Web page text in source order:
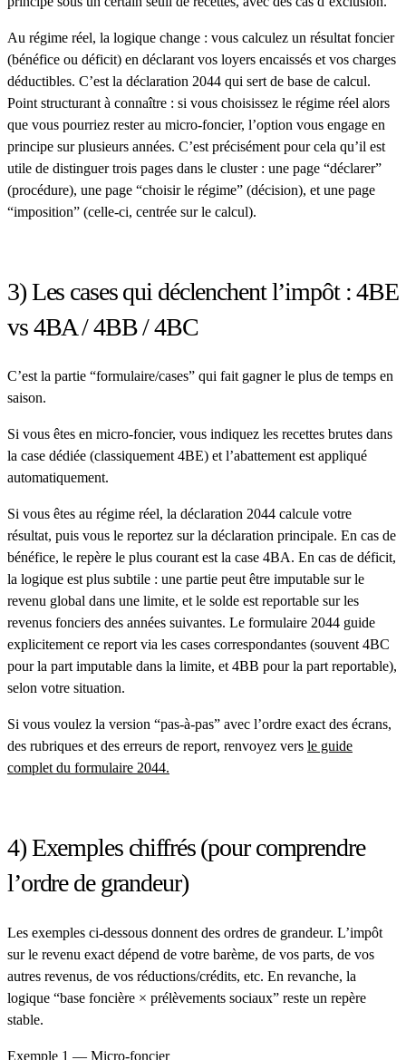
Au régime réel, la logique change : vous calculez un résultat foncier
(bénéfice ou déficit) en déclarant vos loyers encaissés et vos charges
déductibles. C’est la déclaration 2044 qui sert de base de calcul.
Point structurant à connaître : si vous choisissez le régime réel alors
que vous pourriez rester au micro-foncier, l’option vous engage en
principe sur plusieurs années. C’est précisément pour cela qu’il est
utile de distinguer trois pages dans le cluster : une page “déclarer”
(procédure), une page “choisir le régime” (décision), et une page
“imposition” (celle-ci, centrée sur le calcul).
3) Les cases qui déclenchent l’impôt : 4BE
vs 4BA / 4BB / 4BC
C’est la partie “formulaire/cases” qui fait gagner le plus de temps en
saison.
Si vous êtes en micro-foncier, vous indiquez les recettes brutes dans
la case dédiée (classiquement4BE) et l’abattement est appliqué
automatiquement.
Si vous êtes au régime réel, la déclaration 2044 calcule votre
résultat, puis vous le reportez sur la déclaration principale. En cas de
bénéfice, le repère le plus courant est la case 4BA. En cas de déficit,
la logique est plus subtile : une partie peut être imputable sur le
revenu global dans une limite, et le solde est reportable sur les
revenus fonciers des années suivantes. Le formulaire 2044 guide
explicitement ce report via les cases correspondantes (souvent4BC
pour la part imputable dans la limite, et4BB pour la part reportable),
selon votre situation.
Si vous voulez la version “pas-à-pas” avec l’ordre exact des écrans,
des rubriques et des erreurs de report, renvoyez vers le guide
complet du formulaire 2044.
4) Exemples chiffrés (pour comprendre
l’ordre de grandeur)
Les exemples ci-dessous donnent des ordres de grandeur. L’impôt
sur le revenu exact dépend de votre barème, de vos parts, de vos
autres revenus, de vos réductions/crédits, etc. En revanche, la
logique “base foncière × prélèvements sociaux” reste un repère
stable.
Exemple 1 — Micro-foncier